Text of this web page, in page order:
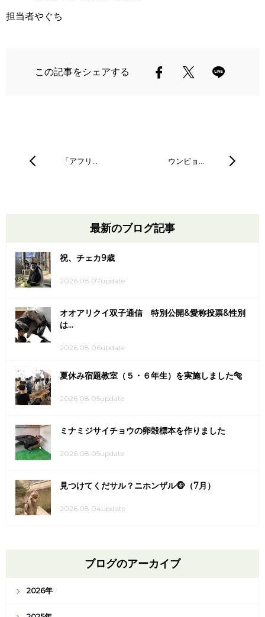
担当者やぐち
この記事をシェアする
「アフリ… ウンピョ…
最新のブログ記事
祝、チェカ9歳
2026.08.07update
オオアリクイ双子通信 特別公開&愛称投票&性別
は...
2026.08.06update
夏休み宿題教室（５・６年生）を実施しました🐅
2026.08.05update
ミナミジサイチョウの卵殻標本を作りました
2026.08.05update
見つけてくだサル？ニホンザル🐵（7月）
2026.08.04update
ブログのアーカイブ
2026年